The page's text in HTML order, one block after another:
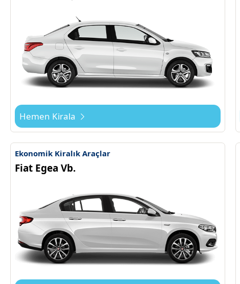
Hemen Kirala
Ekonomik Kiralık Araçlar
Fiat Egea Vb.